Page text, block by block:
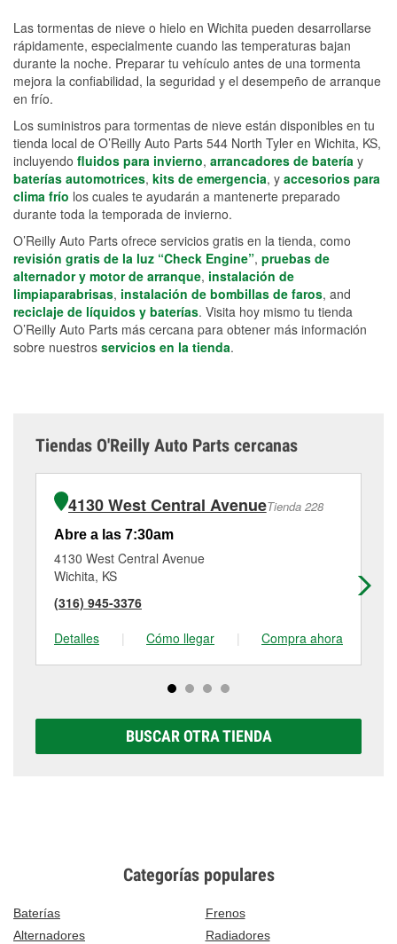
Las tormentas de nieve o hielo en Wichita pueden desarrollarse
rápidamente, especialmente cuando las temperaturas bajan
durante la noche. Preparar tu vehículo antes de una tormenta
mejora la confiabilidad, la seguridad y el desempeño de arranque
en frío.
Los suministros para tormentas de nieve están disponibles en tu
tienda local de O’Reilly Auto Parts 544 North Tyler en Wichita, KS,
incluyendo fluidos para invierno, arrancadores de batería y
baterías automotrices, kits de emergencia, y accesorios para
clima frío los cuales te ayudarán a mantenerte preparado
durante toda la temporada de invierno.
O’Reilly Auto Parts ofrece servicios gratis en la tienda, como
revisión gratis de la luz “Check Engine”, pruebas de
alternador y motor de arranque, instalación de
limpiaparabrisas, instalación de bombillas de faros, and
reciclaje de líquidos y baterías. Visita hoy mismo tu tienda
O’Reilly Auto Parts más cercana para obtener más información
sobre nuestros servicios en la tienda.
Tiendas O'Reilly Auto Parts cercanas
4130 West Central AvenueTienda 228
Abre a las 7:30am
4130 West Central Avenue
Wichita, KS
(316) 945-3376
Detalles
| Cómo llegar | Compra ahora
BUSCAR OTRA TIENDA
Categorías populares
Baterías
Frenos
Alternadores
Radiadores